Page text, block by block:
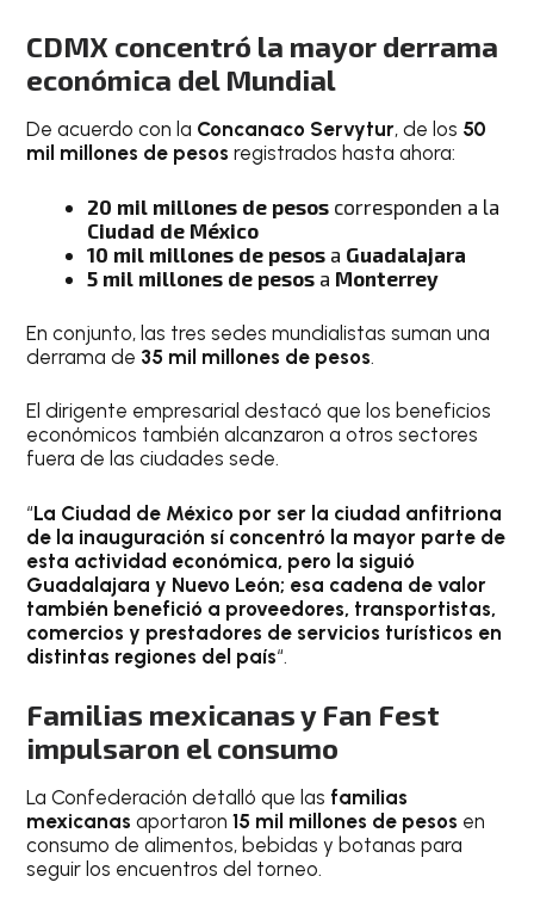
CDMX concentró la mayor derrama
económica del Mundial
De acuerdo con la Concanaco Servytur, de los 50
mil millones de pesos registrados hasta ahora:
20 mil millones de pesos corresponden a la
Ciudad de México
10 mil millones de pesos a Guadalajara
5 mil millones de pesos a Monterrey
En conjunto, las tres sedes mundialistas suman una
derrama de 35 mil millones de pesos.
El dirigente empresarial destacó que los beneficios
económicos también alcanzaron a otros sectores
fuera de las ciudades sede.
“La Ciudad de México por ser la ciudad anfitriona
de la inauguración sí concentró la mayor parte de
esta actividad económica, pero la siguió
Guadalajara y Nuevo León; esa cadena de valor
también benefició a proveedores, transportistas,
comercios y prestadores de servicios turísticos en
distintas regiones del país“.
Familias mexicanas y Fan Fest
impulsaron el consumo
La Confederación detalló que las familias
mexicanas aportaron15 mil millones de pesos en
consumo de alimentos, bebidas y botanas para
seguir los encuentros del torneo.